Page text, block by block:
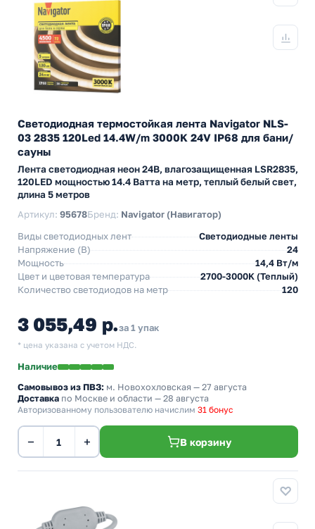
Светодиодная термостойкая лента Navigator NLS-
03 2835 120Led 14.4W/m 3000K 24V IP68 для бани/
сауны
Лента светодиодная неон 24В, влагозащищенная LSR2835,
120LED мощностью 14.4 Ватта на метр, теплый белый свет,
длина 5 метров
Артикул: 95678Бренд: Navigator (Навигатор)
Виды светодиодных лент
Светодиодные ленты
Напряжение (В)
24
Мощность
14,4 Вт/м
Цвет и цветовая температура
2700-3000K (Теплый)
Количество светодиодов на метр
120
3 055,49 р.за 1 упак
* цена указана с учетом НДС.
Наличие
Самовывоз из ПВЗ: м. Новохохловская — 27 августа
Доставка по Москве и области — 28 августа
Авторизованному пользователю начислим 31 бонус
− + В корзину